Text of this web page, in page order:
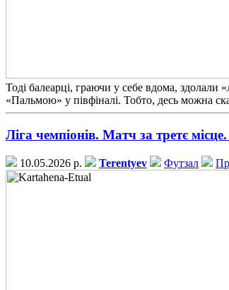
Тоді балеарці, граючи у себе вдома, здолали
«Пальмою» у півфіналі. Тобто, десь можна
Ліга чемпіонів. Матч за третє
10.05.2026 р. Terentyev Футзал